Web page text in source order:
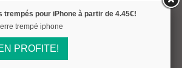
trempés pour iPhone à partir de 4.45€!
PROFITE!